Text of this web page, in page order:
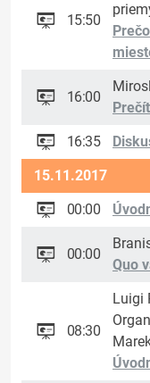
15:50
16:00
16:35
15.11.2017
00:00
00:00
Quo
08:30
Luigi